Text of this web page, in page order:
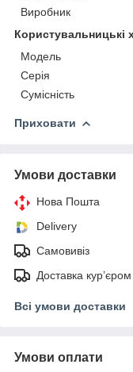
Виробник
Користувальницькі
Мoдель
Серія
Сумісність
Приховати
Умови доставки
Нова Пошта
Delivery
Самовивіз
Доставка кур’єром
Всі умови доставки
Умови оплати